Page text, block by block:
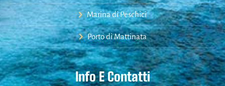
Marina di Peschici
Porto di Mattinata
Info E Contatti